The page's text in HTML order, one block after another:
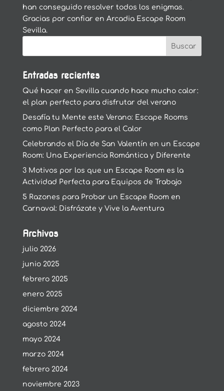
han conseguido resolver todos los enigmas.
Gracias por confiar en Arcadia Escape Room
Sevilla.
Entradas recientes
Qué hacer en Sevilla cuando hace mucho calor:
el plan perfecto para disfrutar del verano
Desafía tu Mente este Verano: Escape Rooms
como Plan Perfecto para el Calor
Celebrando el Día de San Valentín en un Escape
Room: Una Experiencia Romántica y Diferente
3 Motivos por los que un Escape Room es la
Actividad Perfecta para Equipos de Trabajo
5 Razones para Probar un Escape Room en
Carnaval: Disfrázate y Vive la Aventura
Archivos
julio 2026
junio 2025
febrero 2025
enero 2025
diciembre 2024
agosto 2024
mayo 2024
marzo 2024
febrero 2024
noviembre 2023